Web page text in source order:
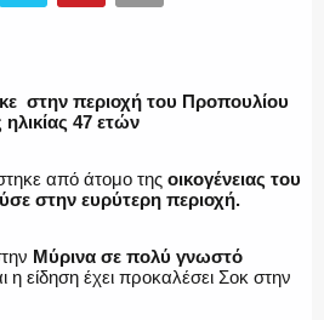
στην περιοχή του Προπουλίου
47 ετών
από άτομο της οικογένειας του
στην ευρύτερη περιοχή.
Μύρινα σε πολύ γνωστό
η είδηση έχει προκαλέσει Σοκ στην